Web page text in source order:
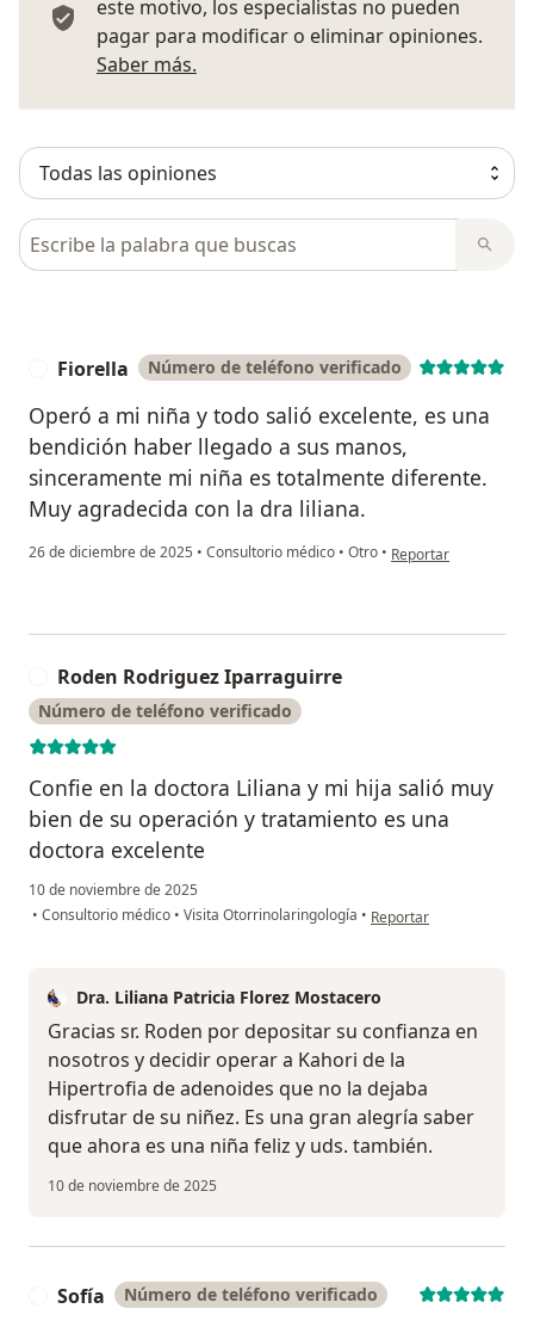
este motivo, los especialistas no pueden
pagar para modificar o eliminar opiniones.
Saber más.
Busca en opiniones
Fiorella Número de teléfono verificado
Operó a mi niña y todo salió excelente, es una
bendición haber llegado a sus manos,
sinceramente mi niña es totalmente diferente.
Muy agradecida con la dra liliana.
26 de diciembre de 2025 • Consultorio médico • Otro • en opinión del
Reportar
Roden Rodriguez Iparraguirre
Número de teléfono verificado
Confie en la doctora Liliana y mi hija salió muy
bien de su operación y tratamiento es una
doctora excelente
10 de noviembre de 2025
• Consultorio médico • Visita Otorrinolaringología • en opinión del usuario
Reportar
Dra. Liliana Patricia Florez Mostacero
Gracias sr. Roden por depositar su confianza en
nosotros y decidir operar a Kahori de la
Hipertrofia de adenoides que no la dejaba
disfrutar de su niñez. Es una gran alegría saber
que ahora es una niña feliz y uds. también.
10 de noviembre de 2025
Sofía Número de teléfono verificado